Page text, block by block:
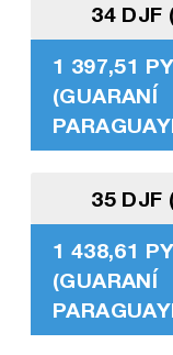
34 DJF
1 397,51
(GUARANÍ
35 DJF
1 438,61
(GUARANÍ